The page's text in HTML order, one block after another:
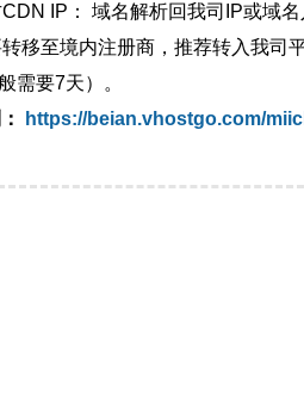
IP： 域名解析回我司IP或域名
移至境内注册商，推荐转入我司平
需要7天）。
https://beian.vhostgo.com/